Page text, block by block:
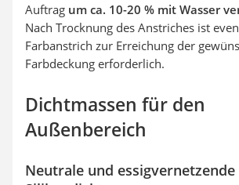
Auftrag um ca. 10-20 % mit Wasser
Nach Trocknung des Anstriches ist
Farbanstrich zur Erreichung der
Farbdeckung erforderlich.
Dichtmassen für den
Außenbereich
Neutrale und essigvernetzende